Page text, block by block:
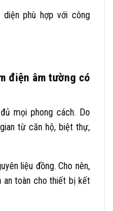
phù hợp với công
điện âm tường có
mọi phong cách. Do
từ căn hộ, biệt thự,
liệu đồng. Cho nên,
an toàn cho thiết bị kết